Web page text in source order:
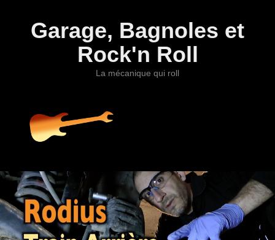
Garage, Bagnoles et
Rock'n Roll
La mécanique qui roll